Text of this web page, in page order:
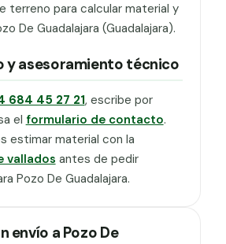
terreno para calcular material y
De Guadalajara (Guadalajara).
y asesoramiento técnico
684 45 27 21, escribe por
el formulario de contacto.
estimar material con la
vallados antes de pedir
Pozo De Guadalajara.
envío a Pozo De